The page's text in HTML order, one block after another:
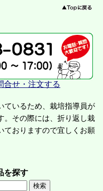
合せ・注文する
ているため、栽培指導員が
。その際には、折り返し栽
ておりますので宜しくお願
を探す